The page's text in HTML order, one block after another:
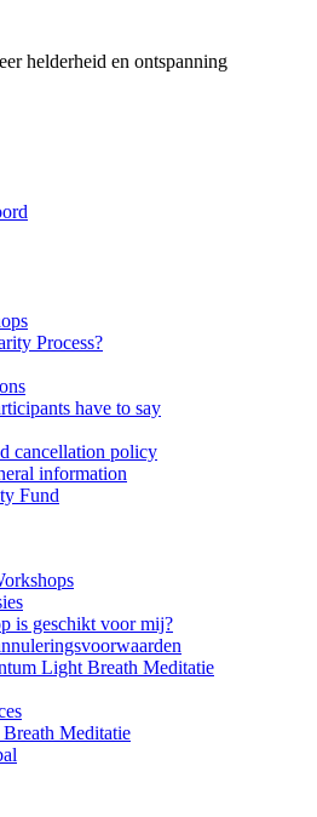
helderheid en ontspanning
Process?
have to say
cancellation policy
information
Fund
is geschikt voor mij?
Light Breath Meditatie
Meditatie